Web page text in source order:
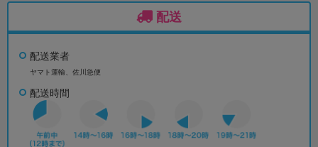
配送
配送業者
ヤマト運輸、佐川急便
配送時間